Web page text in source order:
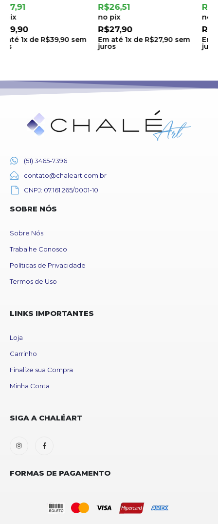
R$26,51
no pix
R$27,90
Em até1 x deR$27,90sem
juros
R$26,51
no pix
R$27,90
Em até1 x deR$27,90sem
juros
(51) 3465-7396
contato@chaleart.com.br
CNPJ: 07.161.265/0001-10
SOBRE NÓS
Sobre Nós
Trabalhe Conosco
Políticas de Privacidade
Termos de Uso
LINKS IMPORTANTES
Loja
Carrinho
Finalize sua Compra
Minha Conta
SIGA A CHALÉART
FORMAS DE PAGAMENTO